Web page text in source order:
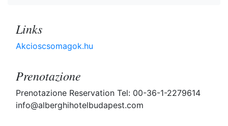
Links
Akcioscsomagok.hu
Prenotazione
Prenotazione Reservation Tel: 00-36-1-2279614
info@alberghihotelbudapest.com